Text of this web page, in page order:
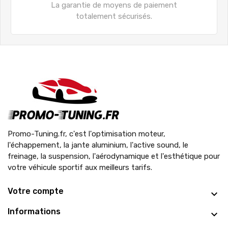
La garantie de moyens de paiement
totalement sécurisés.
Promo-Tuning.fr, c'est l'optimisation moteur,
l'échappement, la jante aluminium, l'active sound, le
freinage, la suspension, l'aérodynamique et l'esthétique pour
votre véhicule sportif aux meilleurs tarifs.
Votre compte
Informations